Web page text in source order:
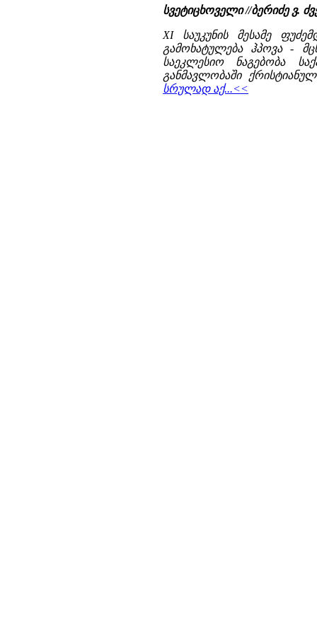
სვეტიცხოველი //ბერიძე ვ.
XI საუკუნის მესამე
გამოხატულება ჰპოვა -
საეკლესიო ნაგებობა
განმავლობაში
სრულად აქ...<<